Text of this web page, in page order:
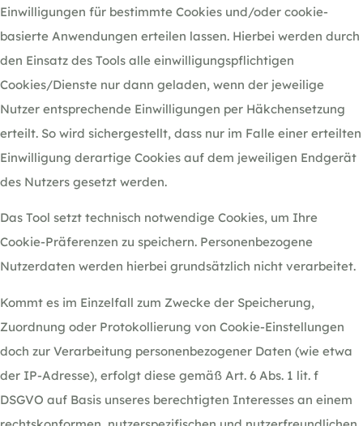
Einwilligungen für bestimmte Cookies und/oder cookie-
basierte Anwendungen erteilen lassen. Hierbei werden durch
den Einsatz des Tools alle einwilligungspflichtigen
Cookies/Dienste nur dann geladen, wenn der jeweilige
Nutzer entsprechende Einwilligungen per Häkchensetzung
erteilt. So wird sichergestellt, dass nur im Falle einer erteilten
Einwilligung derartige Cookies auf dem jeweiligen Endgerät
des Nutzers gesetzt werden.
Das Tool setzt technisch notwendige Cookies, um Ihre
Cookie-Präferenzen zu speichern. Personenbezogene
Nutzerdaten werden hierbei grundsätzlich nicht verarbeitet.
Kommt es im Einzelfall zum Zwecke der Speicherung,
Zuordnung oder Protokollierung von Cookie-Einstellungen
doch zur Verarbeitung personenbezogener Daten (wie etwa
der IP-Adresse), erfolgt diese gemäß Art. 6 Abs. 1 lit. f
DSGVO auf Basis unseres berechtigten Interesses an einem